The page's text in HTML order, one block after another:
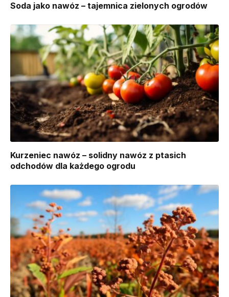
Soda jako nawóz – tajemnica zielonych ogrodów
Kurzeniec nawóz – solidny nawóz z ptasich
odchodów dla każdego ogrodu